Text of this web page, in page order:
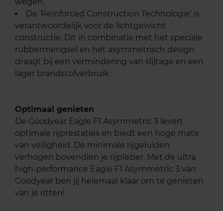
De ‘Reinforced Construction Technologie’ is
verantwoordelijk voor de lichtgewicht
constructie. Dit in combinatie met het speciale
rubbermengsel en het asymmetrisch design
draagt bij een vermindering van slijtage en een
lager brandstofverbruik.
Optimaal genieten
De Goodyear Eagle F1 Asymmetric 3 levert
optimale rijprestaties en biedt een hoge mate
van veiligheid. De minimale rijgeluiden
verhogen bovendien je rijplezier. Met de ultra
high-performance Eagle F1 Asymmetric 3 van
Goodyear ben jij helemaal klaar om te genieten
van je ritten!